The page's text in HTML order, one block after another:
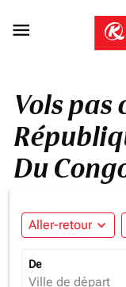

Vols pas
Du
Aller-retour expand_more
De
Ville de départ